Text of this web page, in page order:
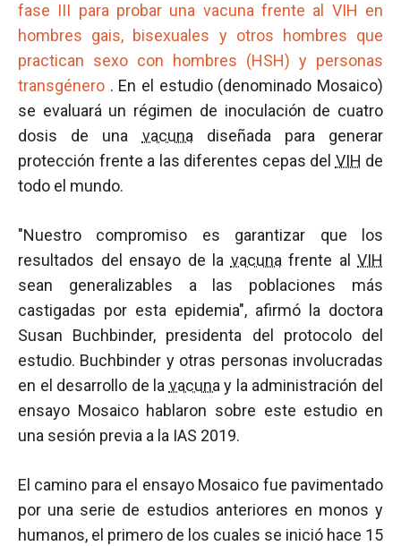
fase III para probar una vacuna frente al VIH en
hombres gais, bisexuales y otros hombres que
practican sexo con hombres (HSH) y personas
transgénero . En el estudio (denominado Mosaico)
se evaluará un régimen de inoculación de cuatro
dosis de una vacuna diseñada para generar
protección frente a las diferentes cepas del VIH de
todo el mundo.
"Nuestro compromiso es garantizar que los
resultados del ensayo de la vacuna frente al VIH
sean generalizables a las poblaciones más
castigadas por esta epidemia", afirmó la doctora
Susan Buchbinder, presidenta del protocolo del
estudio. Buchbinder y otras personas involucradas
en el desarrollo de la vacuna y la administración del
ensayo Mosaico hablaron sobre este estudio en
una sesión previa a la IAS 2019.
El camino para el ensayo Mosaico fue pavimentado
por una serie de estudios anteriores en monos y
humanos, el primero de los cuales se inició hace 15